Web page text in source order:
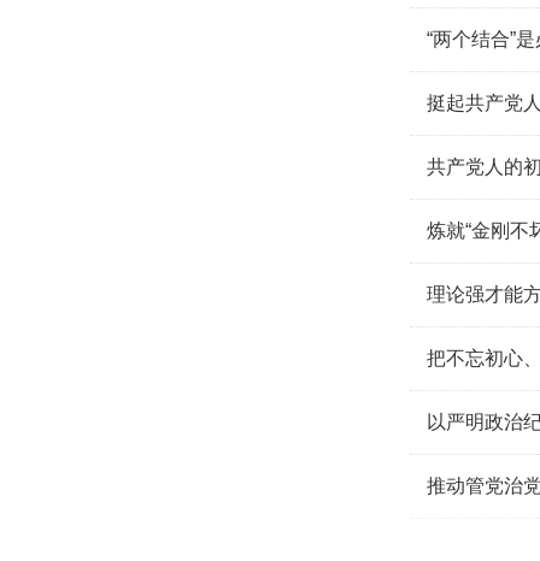
“两个结合”
挺起共产党
共产党人的
炼就“金刚不
理论强才能
把不忘初心
以严明政治
推动管党治